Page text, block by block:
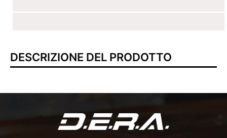
DESCRIZIONE DEL PRODOTTO